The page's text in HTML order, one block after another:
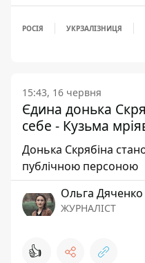
РОСІЯ УКРЗАЛІЗНИЦЯ
15:43, 16 червня
Єдина донька
себе - Кузьма
Донька Скрябіна
публічною персоною
Ольга Дяченко
ЖУРНАЛІСТ
👍